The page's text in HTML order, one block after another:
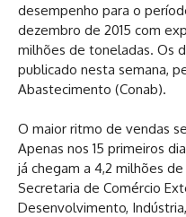
desempenho para o
dezembro de 2015 com
milhões de toneladas. Os
publicado nesta semana,
Abastecimento (Conab).
O maior ritmo de vendas
Apenas nos 15 primeiros
já chegam a 4,2 milhões
Secretaria de Comércio
Desenvolvimento,